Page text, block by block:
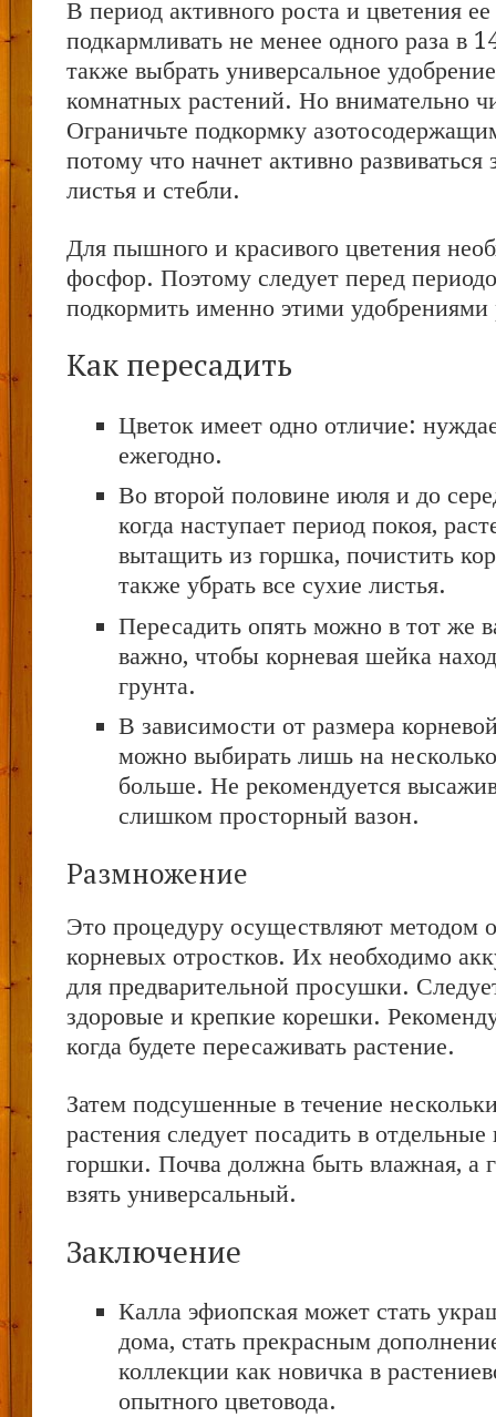
В период активного роста и цветения
подкармливать не менее одного раза в
также выбрать универсальное
комнатных растений. Но внимательно
Ограничьте подкормку
потому что начнет активно
листья и стебли.
Для пышного и красивого цветения
фосфор. Поэтому следует перед
подкормить именно этими удобрениями
Как пересадить
Цветок имеет одно отличие:
ежегодно.
Во второй половине июля и до
когда наступает период покоя,
вытащить из горшка, почистить
также убрать все сухие листья.
Пересадить опять можно в тот же
важно, чтобы корневая шейка
грунта.
В зависимости от размера
можно выбирать лишь на
больше. Не рекомендуется
слишком просторный вазон.
Размножение
Это процедуру осуществляют методом
корневых отростков. Их необходимо
для предварительной просушки.
здоровые и крепкие корешки.
когда будете пересаживать растение.
Затем подсушенные в течение
растения следует посадить в
горшки. Почва должна быть влажная, а
взять универсальный.
Заключение
Калла эфиопская может стать
дома, стать прекрасным
коллекции как новичка в
опытного цветовода.